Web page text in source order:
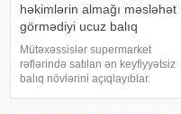
həkimlərin almağı məsləhət
görmədiyi ucuz balıq
Mütəxəssislər supermarket
rəflərində satılan ən keyfiyyətsiz
balıq növlərini açıqlayıblar.